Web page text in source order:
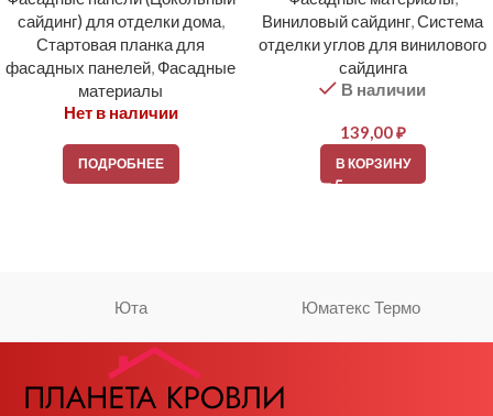
сайдинг) для отделки дома,
Стартовая планка для
фасадных панелей, Фасадные
материалы
Нет в наличии
ПОДРОБНЕЕ
Виниловый сайдинг,Система
отделки углов для винилового
сайдинга
В наличии
139,00₽
В КОРЗИНУ
Юта Юматекс Термо